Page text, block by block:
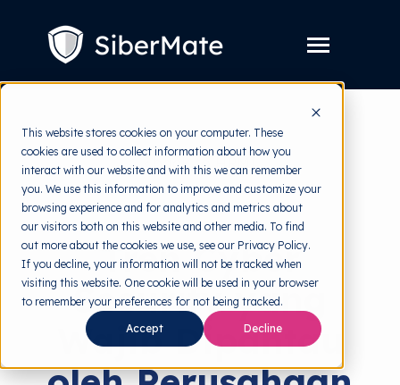
This website stores cookies on your computer. These
cookies are used to collect information about how you
interact with our website and with this we can remember
you. We use this information to improve and customize your
browsing experience and for analytics and metrics about
our visitors both on this website and other media. To find
out more about the cookies we use, see our Privacy Policy.
If you decline, your information will not be tracked when
visiting this website. One cookie will be used in your browser
to remember your preferences for not being tracked.
Accept Decline
Toggle
Layanan
children
for
Layanan
Harga
Resources Toggle
children
for
Resources
Tools Gratis Toggle
children
for
Tools
Tentang
Coba Gratis
back to HRMI
Cyber Threats
Tren Cyber
Security yang
Wajib Dipantau